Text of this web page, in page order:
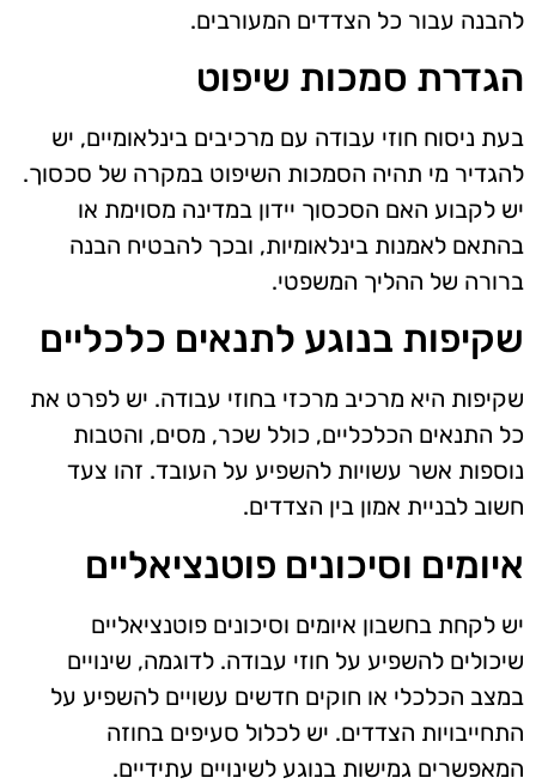
להבנה עבור כל הצדדים המעורבים.
הגדרת סמכות שיפוט
בעת ניסוח חוזי עבודה עם מרכיבים בינלאומיים, יש
להגדיר מי תהיה הסמכות השיפוט במקרה של סכסוך.
יש לקבוע האם הסכסוך יידון במדינה מסוימת או
בהתאם לאמנות בינלאומיות, ובכך להבטיח הבנה
ברורה של ההליך המשפטי.
שקיפות בנוגע לתנאים כלכליים
שקיפות היא מרכיב מרכזי בחוזי עבודה. יש לפרט את
כל התנאים הכלכליים, כולל שכר, מסים, והטבות
נוספות אשר עשויות להשפיע על העובד. זהו צעד
חשוב לבניית אמון בין הצדדים.
איומים וסיכונים פוטנציאליים
יש לקחת בחשבון איומים וסיכונים פוטנציאליים
שיכולים להשפיע על חוזי עבודה. לדוגמה, שינויים
במצב הכלכלי או חוקים חדשים עשויים להשפיע על
התחייבויות הצדדים. יש לכלול סעיפים בחוזה
המאפשרים גמישות בנוגע לשינויים עתידיים.